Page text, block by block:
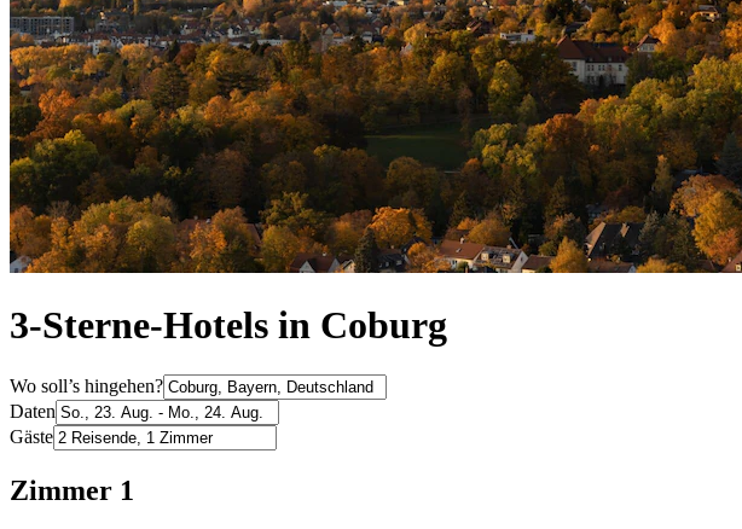
3-Sterne-Hotels in Coburg
Wo soll’s hingehen?
Daten
Gäste
Zimmer 1